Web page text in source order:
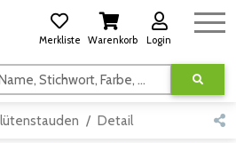
Merkliste Warenkorb Login
Suchen nach Kategorie, Name, Stichwort, Farbe, usw.
Detail